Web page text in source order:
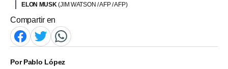
ELON MUSK(JIM WATSON / AFP / AFP)
Compartir en
PorPablo López